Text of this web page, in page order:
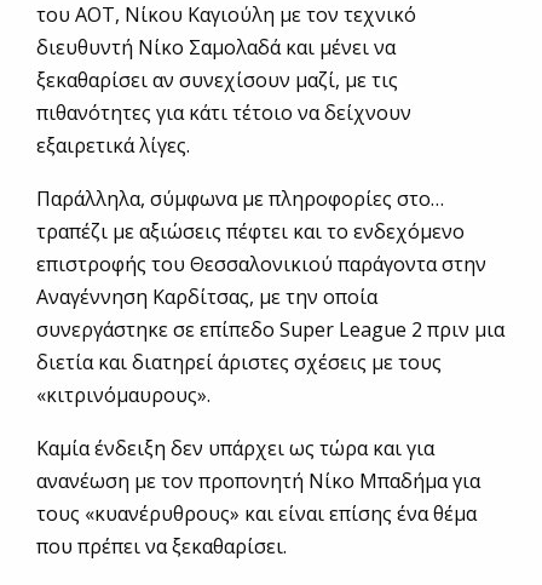
του ΑΟΤ, Νίκου Καγιούλη με τον τεχνικό
διευθυντή Νίκο Σαμολαδά και μένει να
ξεκαθαρίσει αν συνεχίσουν μαζί, με τις
πιθανότητες για κάτι τέτοιο να δείχνουν
εξαιρετικά λίγες.
Παράλληλα, σύμφωνα με πληροφορίες στο…
τραπέζι με αξιώσεις πέφτει και το ενδεχόμενο
επιστροφής του Θεσσαλονικιού παράγοντα στην
Αναγέννηση Καρδίτσας, με την οποία
συνεργάστηκε σε επίπεδο Super League 2 πριν μια
διετία και διατηρεί άριστες σχέσεις με τους
«κιτρινόμαυρους».
Καμία ένδειξη δεν υπάρχει ως τώρα και για
ανανέωση με τον προπονητή Νίκο Μπαδήμα για
τους «κυανέρυθρους» και είναι επίσης ένα θέμα
που πρέπει να ξεκαθαρίσει.